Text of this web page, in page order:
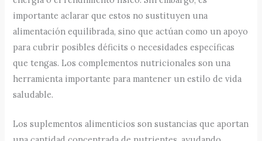
importante aclarar que estos no sustituyen una
alimentación equilibrada, sino que actúan como un apoyo
para cubrir posibles déficits o necesidades específicas
que tengas. Los complementos nutricionales son una
herramienta importante para mantener un estilo de vida
saludable.
Los suplementos alimenticios son sustancias que aportan